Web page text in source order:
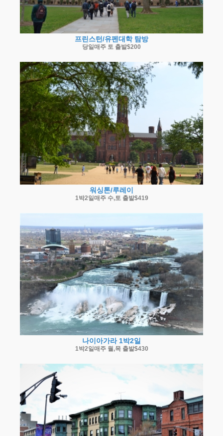
프린스턴/유펜대학 탐방
당일매주 토 출발$200
워싱톤/루레이
1박2일매주 수,토 출발$419
나이아가라 1박2일
1박2일매주 월,목 출발$430